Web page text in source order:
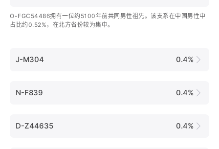
O-FGC54486拥有一位约5100年前共同男性祖先。该支系在中国男性中
占比约0.52%，在北方省份较为集中。
J-M304 0.4%
N-F839 0.4%
D-Z44635 0.4%